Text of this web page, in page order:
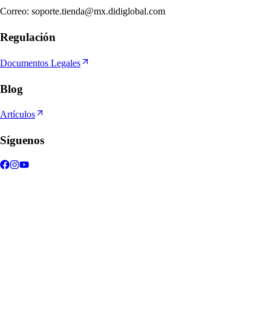
Correo: soporte.tienda@mx.didiglobal.com
Regulación
Documentos Legales
Blog
Artículos
Síguenos